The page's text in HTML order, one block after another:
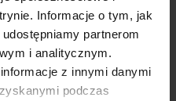
Informacje o tym, jak
partnerom
i analitycznym.
z innymi danymi
podczas